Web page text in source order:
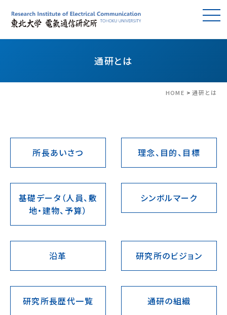
通研とは
HOME >通研とは
所長あいさつ 理念、目的、目標
基礎データ（人員、敷
地・建物、予算）
シンボルマーク
沿革 研究所のビジョン
研究所長歴代一覧 通研の組織